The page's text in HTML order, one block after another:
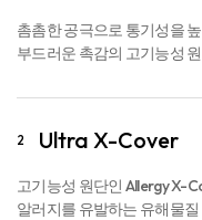
촘촘한 공극으로 통기성을
부드러운 촉감의 고기능성
2 Ultra X-Cover
고기능성 원단인 Allergy X-
알러지를 유발하는 유해물